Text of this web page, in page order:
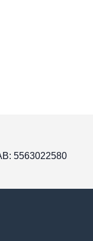
5563022580